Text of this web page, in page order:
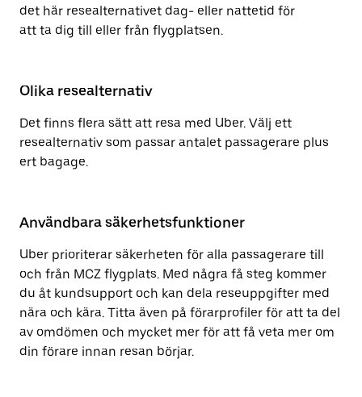
det här resealternativet dag- eller nattetid för
att ta dig till eller från flygplatsen.
Olika resealternativ
Det finns flera sätt att resa med Uber. Välj ett
resealternativ som passar antalet passagerare plus
ert bagage.
Användbara säkerhetsfunktioner
Uber prioriterar säkerheten för alla passagerare till
och från MCZ flygplats. Med några få steg kommer
du åt kundsupport och kan dela reseuppgifter med
nära och kära. Titta även på förarprofiler för att ta del
av omdömen och mycket mer för att få veta mer om
din förare innan resan börjar.